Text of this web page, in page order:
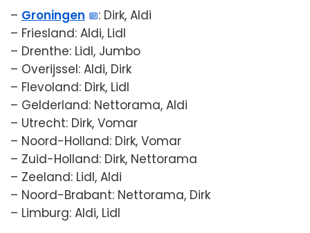
– Groningen
: Dirk, Aldi
– Friesland: Aldi, Lidl
– Drenthe: Lidl, Jumbo
– Overijssel: Aldi, Dirk
– Flevoland: Dirk, Lidl
– Gelderland: Nettorama, Aldi
– Utrecht: Dirk, Vomar
– Noord-Holland: Dirk, Vomar
– Zuid-Holland: Dirk, Nettorama
– Zeeland: Lidl, Aldi
– Noord-Brabant: Nettorama, Dirk
– Limburg: Aldi, Lidl